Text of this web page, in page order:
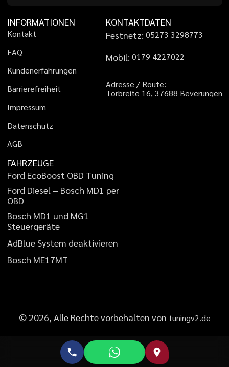
INFORMATIONEN
Kontakt
FAQ
Kundenerfahrungen
Barrierefreiheit
Impressum
Datenschutz
AGB
KONTAKTDATEN
Festnetz: 05273 3298773
Mobil: 01 79 4227022
Adresse / Route:
Torbreite 16, 37688 Beverungen
FAHRZEUGE
Ford EcoBoost OBD Tuning
Ford Diesel – Bosch MD1 per
OBD
Bosch MD1 und MG1
Steuergeräte
AdBlueSystem deaktivieren
Bosch ME17MT
© 2026, Alle Rechte vorbehalten von tuningv2.de